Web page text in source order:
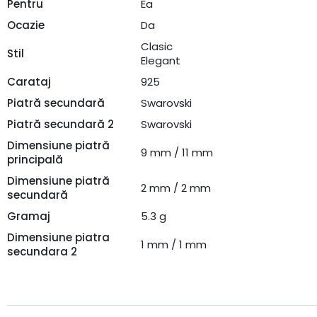
Pentru
Ea
Ocazie
Da
Stil
Clasic
Elegant
Carataj
925
Piatră secundară
Swarovski
Piatră secundară 2
Swarovski
Dimensiune piatră
principală
9 mm / 11 mm
Dimensiune piatră
secundară
2 mm / 2 mm
Gramaj
5.3 g
Dimensiune piatra
secundara 2
1 mm / 1 mm